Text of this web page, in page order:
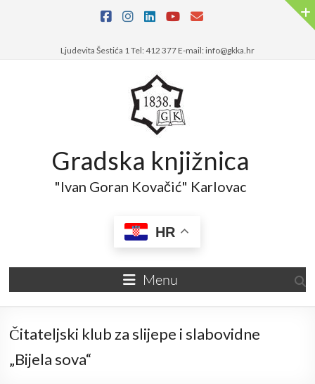
Ljudevita Šestića 1 Tel: 412 377 E-mail: info@gkka.hr
Gradska knjižnica
"Ivan Goran Kovačić" Karlovac
HR
Menu
Čitateljski klub za slijepe i slabovidne
„Bijela sova“